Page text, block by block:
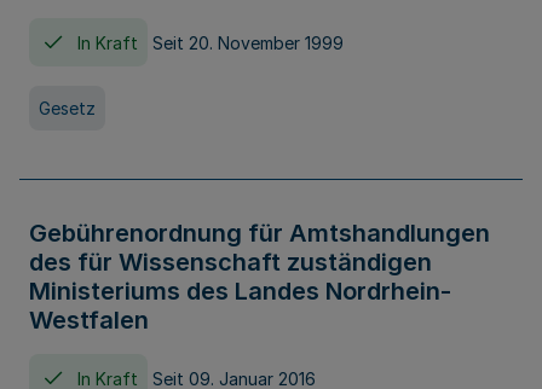
In Kraft Seit 20. November 1999
Gesetz
Gebührenordnung für Amtshandlungen
des für Wissenschaft zuständigen
Ministeriums des Landes Nordrhein-
Westfalen
In Kraft Seit 09. Januar 2016